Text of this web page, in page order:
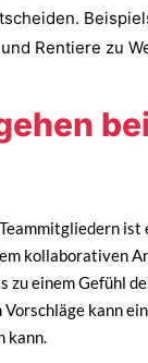
Rentiere zu
ist
kollaborativen
zu einem Gefühl
kann
kann.